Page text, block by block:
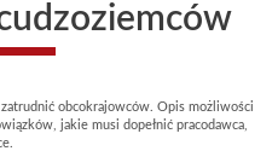
obcokrajowców. Opis możliwości
jakie musi dopełnić pracodawca,